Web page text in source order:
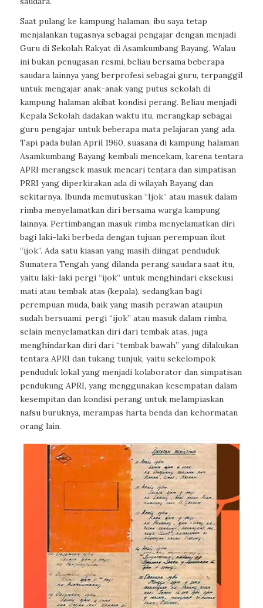
Saat pulang ke kampung halaman, ibu saya tetap
menjalankan tugasnya sebagai pengajar dengan menjadi
Guru di Sekolah Rakyat di Asamkumbang Bayang. Walau
ini bukan penugasan resmi, beliau bersama beberapa
saudara lainnya yang berprofesi sebagai guru, terpanggil
untuk mengajar anak-anak yang putus sekolah di
kampung halaman akibat kondisi perang. Beliau menjadi
Kepala Sekolah dadakan waktu itu, merangkap sebagai
guru pengajar untuk beberapa mata pelajaran yang ada.
Tapi pada bulan April 1960, suasana di kampung halaman
Asamkumbang Bayang kembali mencekam, karena tentara
APRI merangsek masuk mencari tentara dan simpatisan
PRRI yang diperkirakan ada di wilayah Bayang dan
sekitarnya. Ibunda memutuskan “Ijok” atau masuk dalam
rimba menyelamatkan diri bersama warga kampung
lainnya. Pertimbangan masuk rimba menyelamatkan diri
bagi laki-laki berbeda dengan tujuan perempuan ikut
“ijok”. Ada satu kiasan yang masih diingat penduduk
Sumatera Tengah yang dilanda perang saudara saat itu,
yaitu laki-laki pergi “ijok” untuk menghindari eksekusi
mati atau tembak atas (kepala), sedangkan bagi
perempuan muda, baik yang masih perawan ataupun
sudah bersuami, pergi “ijok” atau masuk dalam rimba,
selain menyelamatkan diri dari tembak atas, juga
menghindarkan diri dari “tembak bawah” yang dilakukan
tentara APRI dan tukang tunjuk, yaitu sekelompok
penduduk lokal yang menjadi kolaborator dan simpatisan
pendukung APRI, yang menggunakan kesempatan dalam
kesempitan dan kondisi perang untuk melampiaskan
nafsu buruknya, merampas harta benda dan kehormatan
orang lain.